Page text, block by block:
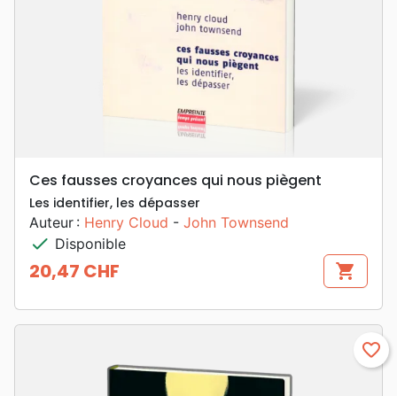
Ces fausses croyances qui nous piègent
Les identifier, les dépasser
Auteur : Henry Cloud - John Townsend
check Disponible
Prix
20,47 CHF shopping_cart
favorite_border